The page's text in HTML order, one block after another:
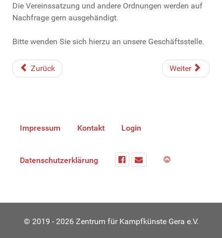
Die Vereinssatzung und andere Ordnungen werden auf
Nachfrage gern ausgehändigt.
Bitte wenden Sie sich hierzu an unsere Geschäftsstelle.
Zurück Weiter
Impressum Kontakt Login
Datenschutzerklärung
© 2019 - 2026 Zentrum für Kampfkünste Gera e.V.